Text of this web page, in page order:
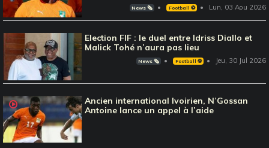
News 🗞️ Football ⚽️ Lun, 03 Aou 2026
Election FIF : le duel entre Idriss Diallo et
Malick Tohé n’aura pas lieu
News 🗞️ Football ⚽️ Jeu, 30 Jul 2026
Ancien international Ivoirien, N’Gossan
Antoine lance un appel à l’aide